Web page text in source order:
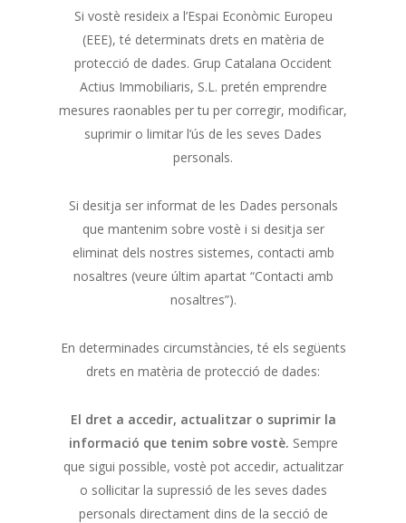
Si vostè resideix a l’Espai Econòmic Europeu
(EEE), té determinats drets en matèria de
protecció de dades. Grup Catalana Occident
Actius Immobiliaris, S.L. pretén emprendre
mesures raonables per tu per corregir, modificar,
suprimir o limitar l’ús de les seves Dades
personals.
Si desitja ser informat de les Dades personals
que mantenim sobre vostè i si desitja ser
eliminat dels nostres sistemes, contacti amb
nosaltres (veure últim apartat “Contacti amb
nosaltres”).
En determinades circumstàncies, té els següents
drets en matèria de protecció de dades:
El dret a accedir, actualitzar o suprimir la
informació que tenim sobre vostè. Sempre
que sigui possible, vostè pot accedir, actualitzar
o sol·licitar la supressió de les seves dades
personals directament dins de la secció de